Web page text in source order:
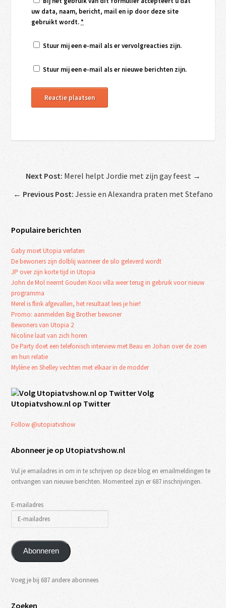
uw data, naam, bericht, mail en ip door deze site
gebruikt wordt.*
Stuur mij een e-mail als er vervolgreacties zijn.
Stuur mij een e-mail als er nieuwe berichten zijn.
Next Post: Merel helpt Jordie met zijn gay feest →
← Previous Post: Jessie en Alexandra praten met Stefano
Populaire berichten
Gaby moet Utopia verlaten
De bewoners zijn dolblij wanneer de silo geleverd wordt
JP over zijn korte tijd in Utopia
John de Mol neemt Gouden Kooi villa weer terug in gebruik voor nieuw
programma
Merel is flink afgevallen, het resultaat lees je hier!
Promo: aanmelden Big Brother bewoner
Bewoners van Utopia 2
Nicoline laat van zich horen
De Party doet een telefonisch interview met Beau en Johan over de zoen
en hun relatie
Mylène en Shelley vechten met elkaar in de modder
Volg
Utopiatvshow.nl op Twitter
Follow @utopiatvshow
Abonneer je op Utopiatvshow.nl
Vul je emailadres in om in te schrijven op deze blog en emailmeldingen te
ontvangen van nieuwe berichten. Momenteel zijn er 687 inschrijvingen.
E-mailadres
Abonneren
Voeg je bij 687 andere abonnees
Zoeken